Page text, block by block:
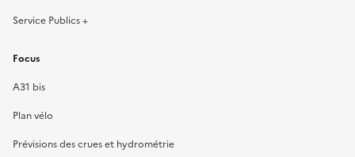
Service Publics +
Focus
A31 bis
Plan vélo
Prévisions des crues et hydrométrie